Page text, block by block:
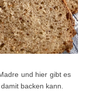
und hier gibt es
backen kann.